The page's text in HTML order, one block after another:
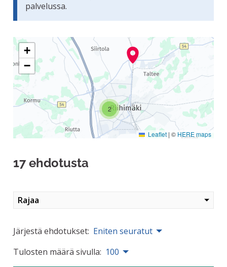
palvelussa.
Seuraavassa elementissä on kartta, joka esittää
2
+
−
Leaflet | © HERE maps
17 ehdotusta
Rajaa
Järjestä ehdotukset: Eniten seuratut
Tulosten määrä sivulla: 100